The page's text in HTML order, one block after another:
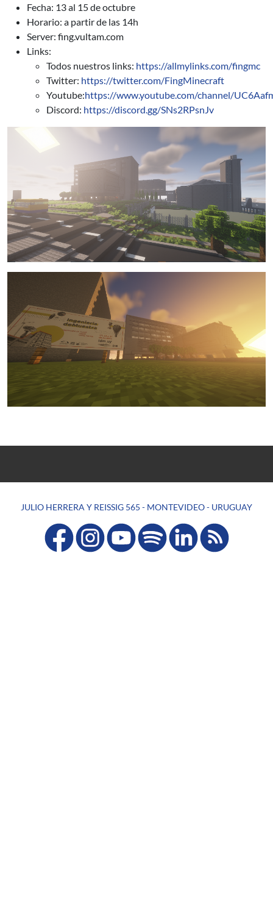
Fecha: 13 al 15 de octubre
Horario: a partir de las 14h
Server: fing.vultam.com
Links:
Todos nuestros links: https://allmylinks.com/fingmc
Twitter: https://twitter.com/FingMinecraft
Youtube:https://www.youtube.com/channel/
Discord: https://discord.gg/SNs2RPsnJv
JULIO HERRERA Y REISSIG 565 - MONTEVIDEO - URUGUAY